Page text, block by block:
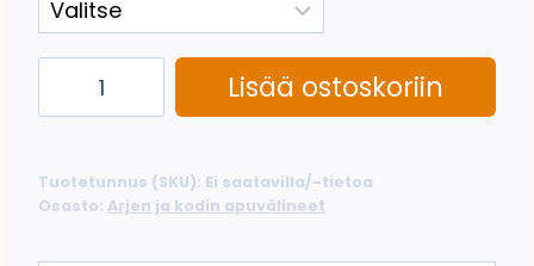
Kyynärsauva
kumikahvalla
Lisää ostoskoriin
Tuotetunnus (SKU): Ei saatavilla/-tietoa
Osasto: Arjen ja kodin apuvälineet